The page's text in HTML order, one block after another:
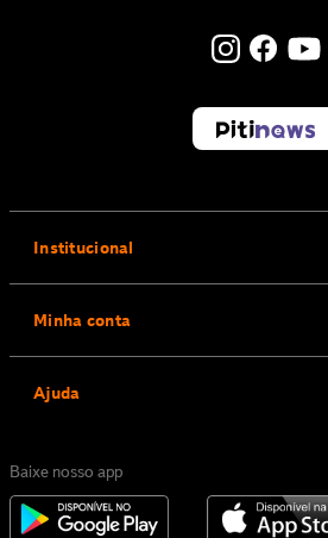
Institucional
Minha conta
Ajuda
Baixe nosso app